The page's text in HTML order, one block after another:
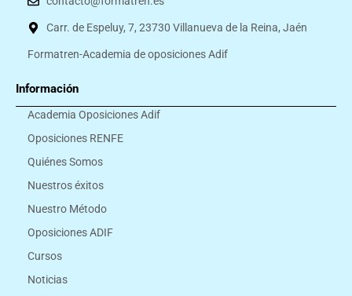
Carr. de Espeluy, 7, 23730 Villanueva de la Reina, Jaén
Formatren-Academia de oposiciones Adif
Información
Academia Oposiciones Adif
Oposiciones RENFE
Quiénes Somos
Nuestros éxitos
Nuestro Método
Oposiciones ADIF
Cursos
Noticias